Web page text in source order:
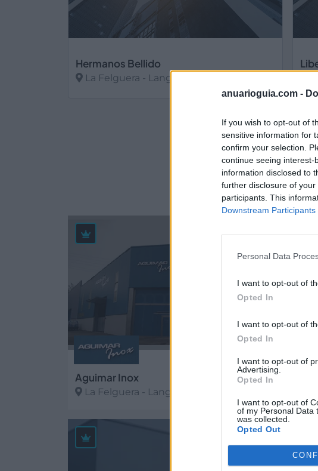
anuarioguia.com -
If you wish to opt-out of
sensitive information for
confirm your selection.
continue seeing
information disclosed to
further disclosure of your
participants. This
Downstream Participants
Personal Data
I want to opt-out of
Opted In
I want to opt-out of
Opted In
I want to opt-out of
Advertising.
Opted In
I want to opt-out of
of my Personal Data
was collected.
Opted Out
Hermanos Bellido
La Felguera - Langreo (Asturias)
Aguimar Inox
La Felguera - Langreo (Asturias)
Ver más
24.114